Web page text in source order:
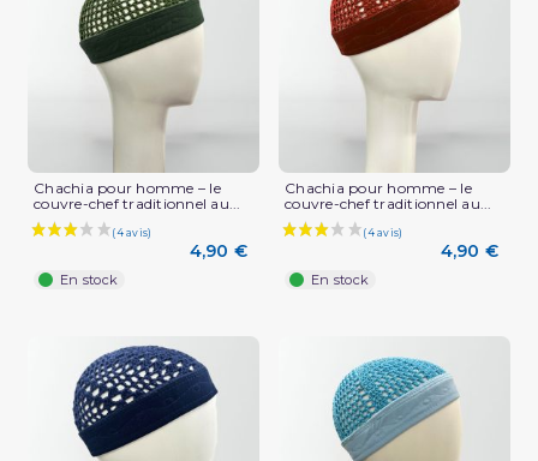
Chachia pour homme – le
couvre-chef traditionnel au...
4,90 €
En stock
Chachia pour homme – le
couvre-chef traditionnel au...
4,90 €
En stock